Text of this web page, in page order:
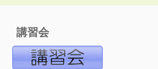
講習会